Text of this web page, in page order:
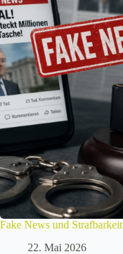
Fake News und Strafbarkeit
22. Mai 2026